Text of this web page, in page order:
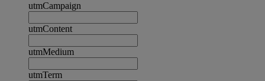
utmCampaign
utmContent
utmMedium
utmTerm